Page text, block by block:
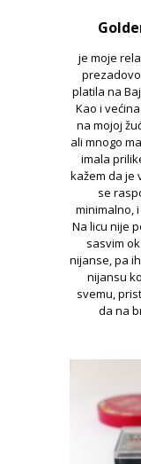
je moje
platila na
Kao i
na mojoj
ali mnogo
imala
kažem da je
se
minimalno,
Na licu nije
sasvim
nijanse, pa
nijansu
svemu,
da na